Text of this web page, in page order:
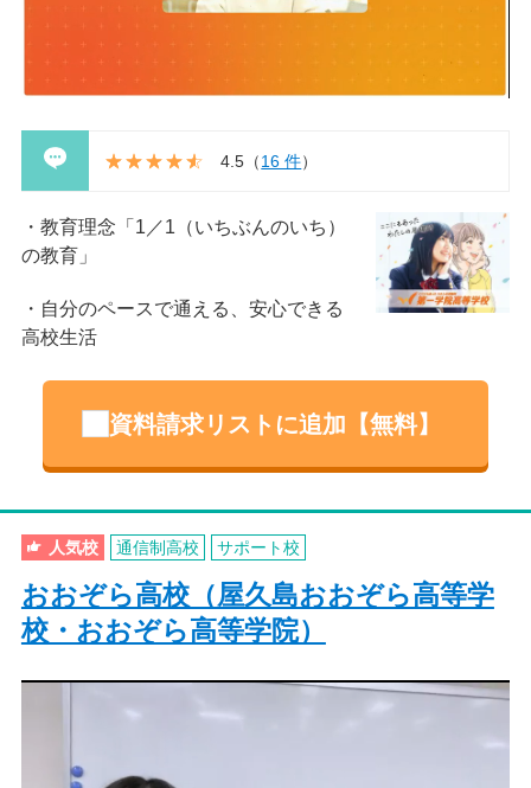
4.5 （16 件）
教育理念「1／1（いちぶんのいち）
の教育」
自分のペースで通える、安心できる
高校生活
資料請求リストに追加【無料】
人気校 通信制高校 サポート校
おおぞら高校（屋久島おおぞら高等学
校・おおぞら高等学院）